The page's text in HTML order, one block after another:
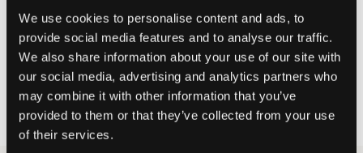
We use cookies to personalise content and ads, to
provide social media features and to analyse our traffic.
We also share information about your use of our site with
our social media, advertising and analytics partners who
may combine it with other information that you’ve
provided to them or that they’ve collected from your use
of their services.
VELG EN STØRRELSE
Rask levering
Fri frakt over 999 kr
Retur- og bytterett i 60 dager